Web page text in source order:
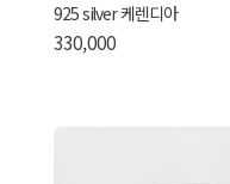
925 silver 케렌디아
330,000